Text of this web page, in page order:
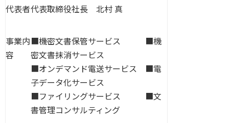
代表者代表取締役社長 北村 真
事業内
容
■機密文書保管サービス ■機
密文書抹消サービス
■オンデマンド電送サービス ■電
子データ化サービス
■ファイリングサービス ■文
書管理コンサルティング